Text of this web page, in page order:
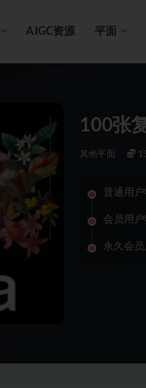
AIGC资源 平面
100张
其他平面
普通用户
会员用户
永久会员